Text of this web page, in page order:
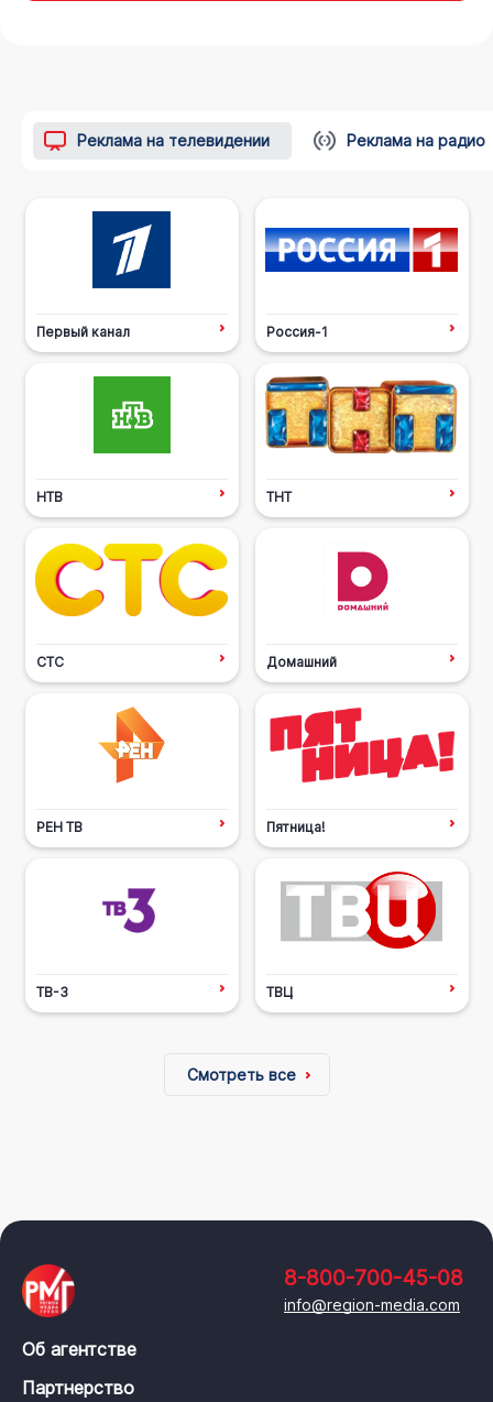
Реклама на телевидении Реклама на радио
Первый канал Россия-1
НТВ ТНТ
СТС Домашний
РЕН ТВ Пятница!
ТВ-3 ТВЦ
Смотреть все
8-800-700-45-08
info@region-media.com
Об агентстве
Партнерство